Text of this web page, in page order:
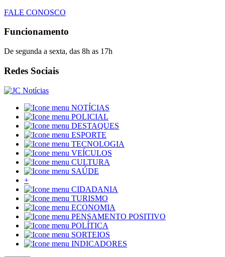
FALE CONOSCO
Funcionamento
De segunda a sexta, das 8h as 17h
Redes Sociais
NOTÍCIAS
POLICIAL
DESTAQUES
ESPORTE
TECNOLOGIA
VEÍCULOS
CULTURA
SAÚDE
+
CIDADANIA
TURISMO
ECONOMIA
PENSAMENTO POSITIVO
POLÍTICA
SORTEIOS
INDICADORES